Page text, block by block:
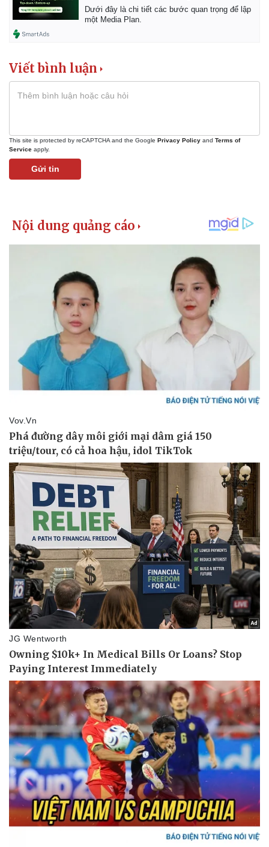
Pháp luật
Vụ án
Tin nóng
Vũ khí
Thể thao
Bóng đá
Lịch thi đấu bóng đá
Thế giới thể thao
eSports
Hậu trường
Ô tô - Xe máy
Ô tô
Xe máy
Tư vấn
Dưới đây là chi tiết các bước quan trọng để lập
một Media Plan.
Viết bình luận
This site is protected by reCAPTCHA and the Google Privacy Policy and Terms of
Service apply.
Gửi tin